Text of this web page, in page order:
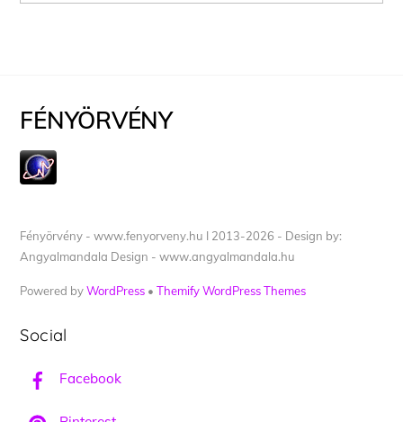
FÉNYÖRVÉNY
Fényörvény - www.fenyorveny.hu I 2013-2026 - Design by:
Angyalmandala Design - www.angyalmandala.hu
Powered byWordPress •Themify WordPress Themes
Social
Facebook